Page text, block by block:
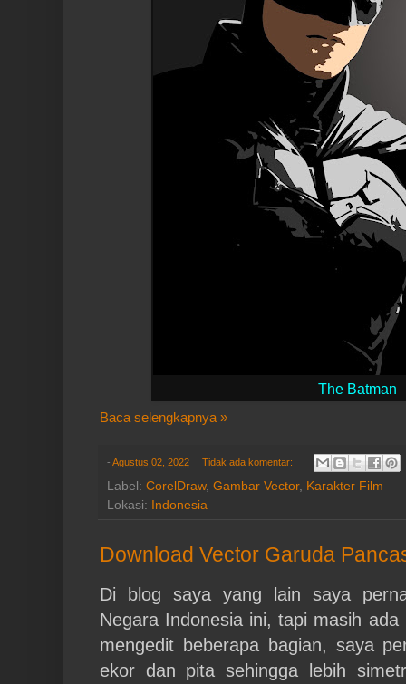
The Batman
Baca selengkapnya »
- Agustus 02, 2022 Tidak ada komentar:
Label: CorelDraw, Gambar Vector, Karakter Film
Lokasi:
Indonesia
Download Vector Garuda
Di blog saya yang lain saya
Negara Indonesia ini, tapi masih
mengedit beberapa bagian, saya
ekor dan pita sehingga lebih